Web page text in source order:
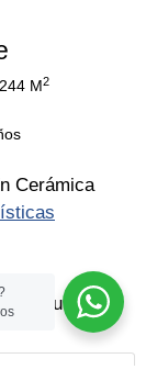
M2
Cerámica
C.ciales
descubre